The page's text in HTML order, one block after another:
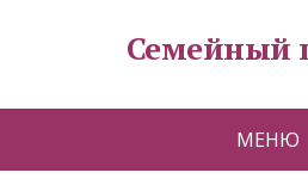
Семейный
МЕНЮ